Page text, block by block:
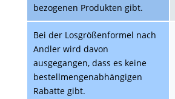
bezogenen Produkten gibt.
Bei der Losgrößenformel nach
Andler wird davon
ausgegangen, dass es keine
bestellmengenabhängigen
Rabatte gibt.